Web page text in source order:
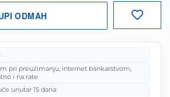
ODMAH
pri preuzimanju, internet bankarstvom,
i na rate
unutar 15 dana